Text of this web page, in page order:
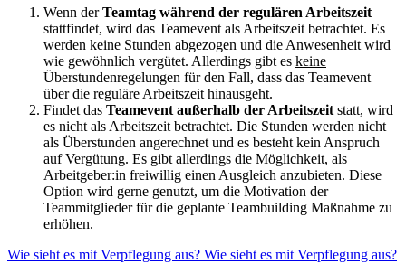
Wenn derTeamtag während der regulären Arbeitszeit
stattfindet, wird das Teamevent als Arbeitszeit betrachtet. Es
werden keine Stunden abgezogen und die Anwesenheit wird
wie gewöhnlich vergütet. Allerdings gibt es keine
Überstundenregelungen für den Fall, dass das Teamevent
über die reguläre Arbeitszeit hinausgeht.
Findet das Teamevent außerhalb der Arbeitszeit statt, wird
es nicht als Arbeitszeit betrachtet. Die Stunden werden nicht
als Überstunden angerechnet und es besteht kein Anspruch
auf Vergütung. Es gibt allerdings die Möglichkeit, als
Arbeitgeber:in freiwillig einen Ausgleich anzubieten. Diese
Option wird gerne genutzt, um die Motivation der
Teammitglieder für die geplante Teambuilding Maßnahme zu
erhöhen.
Wie sieht es mit Verpflegung aus? Wie sieht es mit Verpflegung aus?